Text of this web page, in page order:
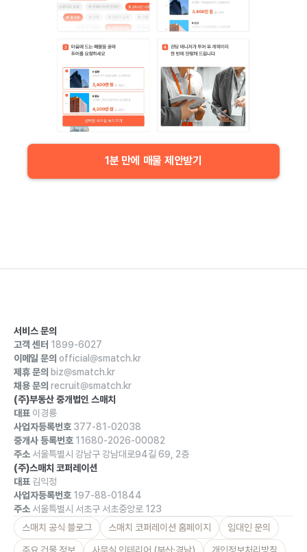
1분 만에 매물 제안받기
서비스 문의
고객 센터 1899-6027
이메일 문의 official@smatch.kr
제휴 문의 biz@smatch.kr
채용 문의 recruit@smatch.kr
(주)부동산 중개법인 스매치
대표 이경룡
사업자등록번호 377-81-02038
중개사 등록번호 11680-2026-00082
주소 서울특별시 강남구 강남대로94길 69, 2층
(주)스매치 코퍼레이션
대표 김익정
사업자등록번호 197-88-01844
주소 서울특별시 서초구 서초중앙로 123
스매치 공식 블로그
스매치 코퍼레이션 홈페이지 임대인 문의